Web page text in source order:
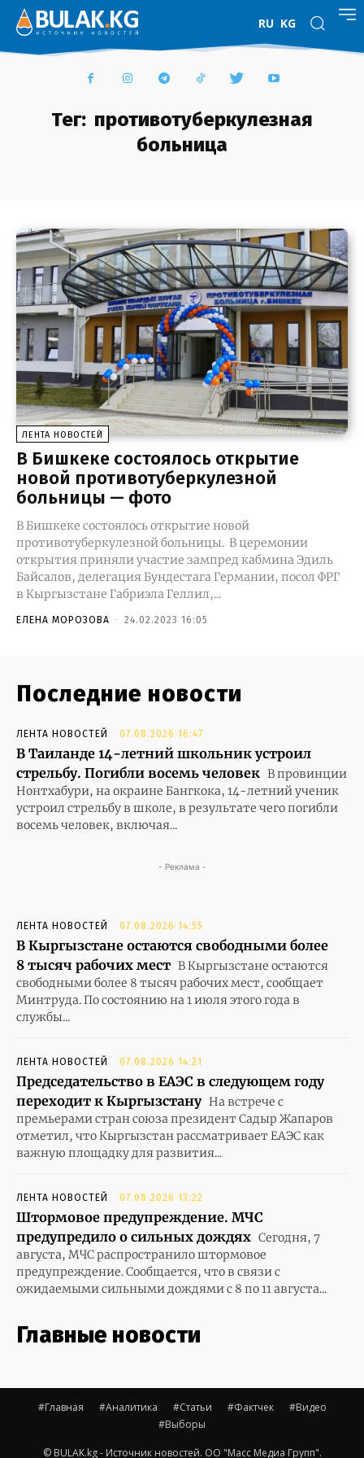
RU KG
Тег: противотуберкулезная
больница
ЛЕНТА НОВОСТЕЙ
В Бишкеке состоялось открытие
новой противотуберкулезной
больницы — фото
В Бишкеке состоялось открытие новой
противотуберкулезной больницы. В церемонии
открытия приняли участие зампред кабмина Эдиль
Байсалов, делегация Бундестага Германии, посол ФРГ
в Кыргызстане Габриэла Геллил,...
ЕЛЕНА МОРОЗОВА - 24.02.2023 16:05
Последние новости
ЛЕНТА НОВОСТЕЙ 07.08.2026 16:47
В Таиланде 14-летний школьник устроил
стрельбу. Погибли восемь человек В провинции
Нонтхабури, на окраине Бангкока, 14-летний ученик
устроил стрельбу в школе, в результате чего погибли
восемь человек, включая...
- Реклама -
ЛЕНТА НОВОСТЕЙ 07.08.2026 14:55
В Кыргызстане остаются свободными более
8 тысяч рабочих мест В Кыргызстане остаются
свободными более 8 тысяч рабочих мест, сообщает
Минтруда. По состоянию на 1 июля этого года в
службы...
ЛЕНТА НОВОСТЕЙ 07.08.2026 14:21
Председательство в ЕАЭС в следующем году
переходит к Кыргызстану На встрече с
премьерами стран союза президент Садыр Жапаров
отметил, что Кыргызстан рассматривает ЕАЭС как
важную площадку для развития...
ЛЕНТА НОВОСТЕЙ 07.08.2026 13:22
Штормовое предупреждение. МЧС
предупредило о сильных дождях Сегодня, 7
августа, МЧС распространило штормовое
предупреждение. Сообщается, что в связи с
ожидаемыми сильными дождями с 8 по 11 августа...
Главные новости
#Главная #Аналитика #Статьи #Фактчек
#Видео
#Выборы
© BULAK.kg - Источник новостей. ОО "Масс Медиа Групп".